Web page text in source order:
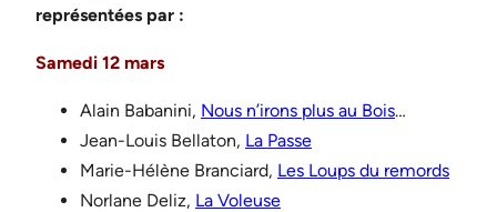
représentées par :
Samedi 12 mars
Alain Babanini, Nous n’irons plus au Bois…
Jean-Louis Bellaton, La Passe
Marie-Hélène Branciard, Les Loups du remords
Norlane Deliz, La Voleuse